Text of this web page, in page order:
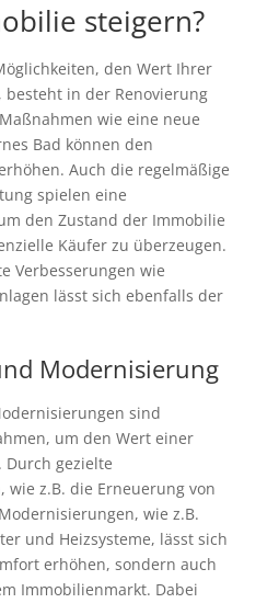
steigern?
den Wert Ihrer
in der Renovierung
wie eine neue
Bad können den
Auch die regelmäßige
spielen eine
den Zustand der Immobilie
Käufer zu überzeugen.
Verbesserungen wie
lässt sich ebenfalls der
Modernisierung
sind
um den Wert einer
gezielte
wie z.B. die Erneuerung von
wie z.B.
und Heizsysteme, lässt sich
erhöhen, sondern auch
Immobilienmarkt. Dabei